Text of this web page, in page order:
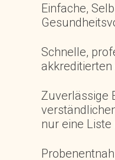
Einfache,
Schnelle,
Zuverlässige
nur eine